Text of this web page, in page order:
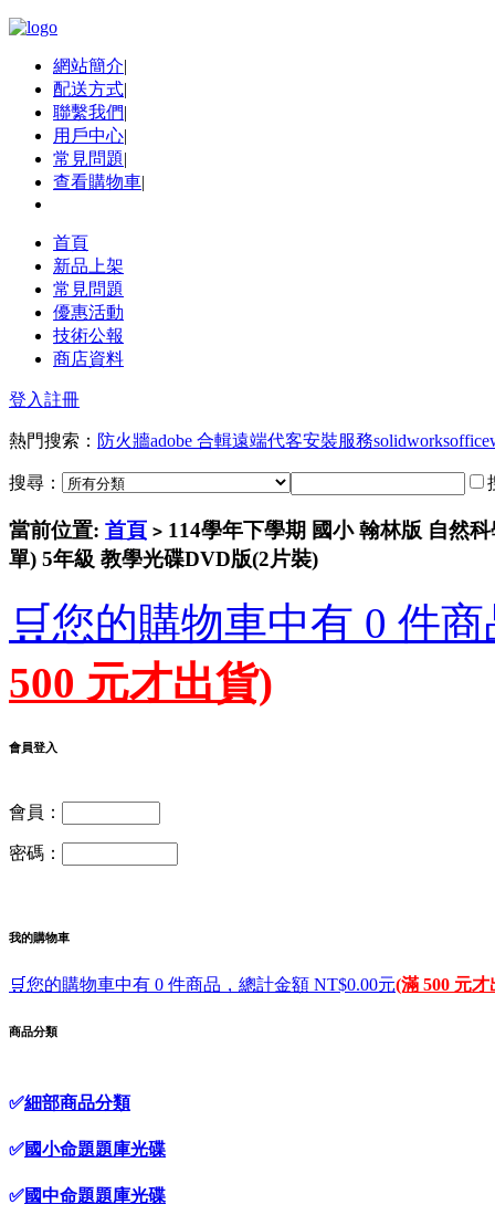
網站簡介|
配送方式|
聯繫我們|
用戶中心|
常見問題|
查看購物車|
首頁
新品上架
常見問題
優惠活動
技術公報
商店資料
登入註冊
熱門搜索： 防火牆adobe 合輯遠端代客安裝服務solidworksoffice
搜尋：
當前位置: 首頁 > 114學年下學期 國小 翰林版 自然
單) 5年級 教學光碟DVD版(2片裝)
🛒您的購物車中有 0 件
500 元才出貨)
會員登入
會員：
密碼：
我的購物車
🛒您的購物車中有 0 件商品，總計金額 NT$0.00元(滿 500 元才
商品分類
✅細部商品分類
✅國小命題題庫光碟
✅國中命題題庫光碟